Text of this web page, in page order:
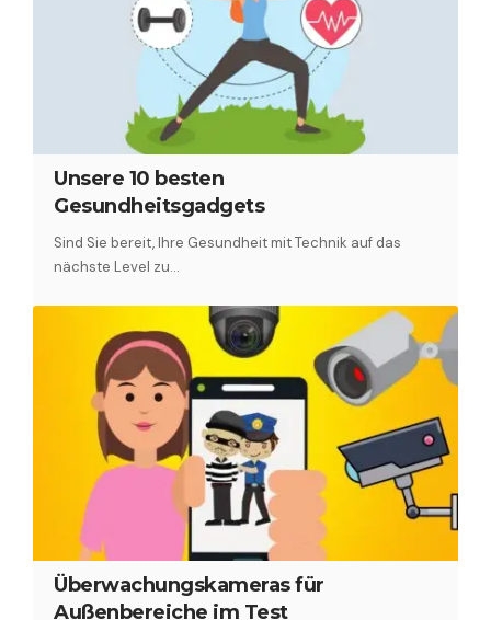
Unsere 10 besten
Gesundheitsgadgets
Sind Sie bereit, Ihre Gesundheit mit Technik auf das
nächste Level zu…
Überwachungskameras für
Außenbereiche im Test